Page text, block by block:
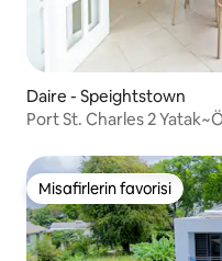
Daire - Speightstown
Port St. Charles 2
Misafirlerin favorisi
Misafirlerin favorisi